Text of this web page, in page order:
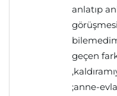
anlatıp
geçen
;anne-